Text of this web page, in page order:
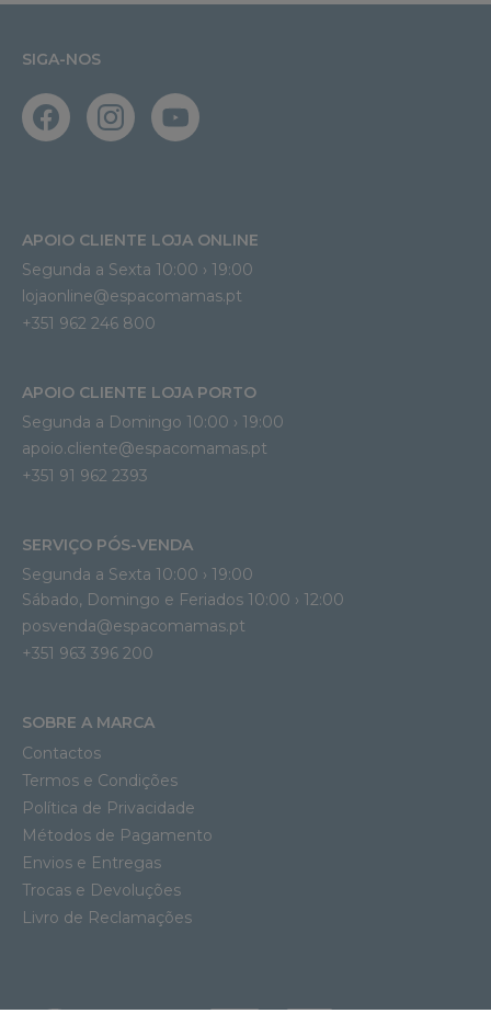
SIGA-NOS
APOIO CLIENTE LOJA ONLINE
Segunda a Sexta 10:00 › 19:00
lojaonline@espacomamas.pt
+351 962 246 800
APOIO CLIENTE LOJA PORTO
Segunda a Domingo 10:00 › 19:00
apoio.cliente@espacomamas.pt
+351 91 962 2393
SERVIÇO PÓS-VENDA
Segunda a Sexta 10:00 › 19:00
Sábado, Domingo e Feriados 10:00 › 12:00
posvenda@espacomamas.pt
+351 963 396 200
SOBRE A MARCA
Contactos
Termos e Condições
Política de Privacidade
Métodos de Pagamento
Envios e Entregas
Trocas e Devoluções
Livro de Reclamações